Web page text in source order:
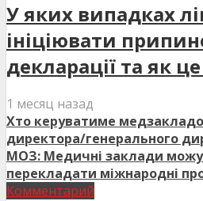
У яких випадках
ініціювати
декларації та як
1 месяц назад
Хто керуватиме
директора/генерального
МОЗ: Медичні заклади
перекладати міжнародні
Комментарий